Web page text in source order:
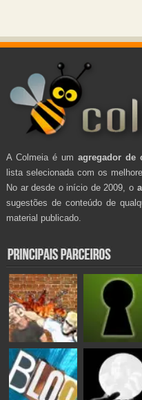
A Colmeia é um agregador de
lista selecionada com os
No ar desde o início de 2009, o
sugestões de conteúdo de
material publicado.